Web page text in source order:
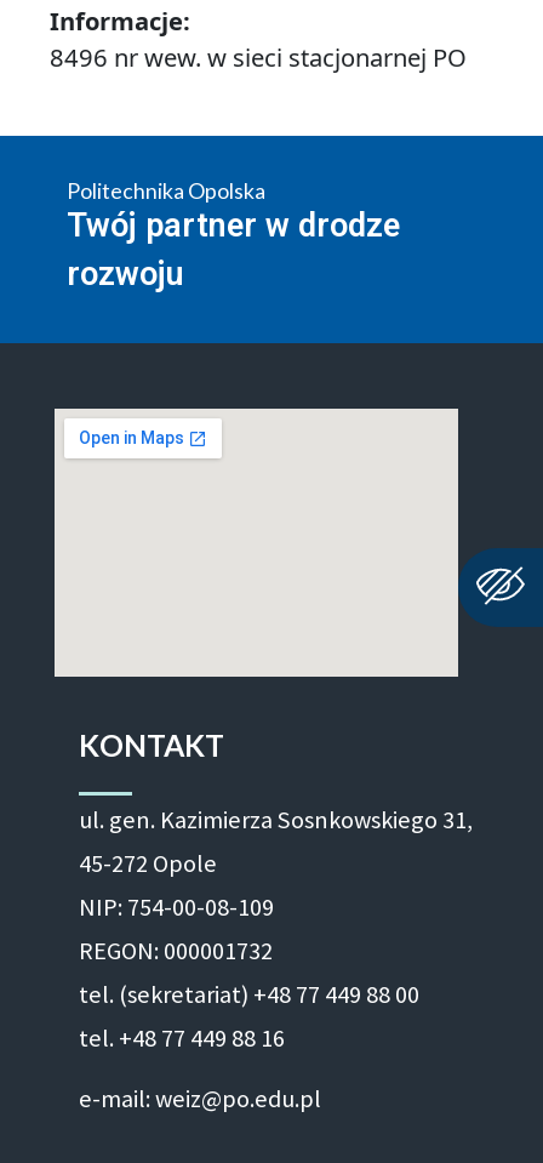
Informacje:
8496 nr wew. w sieci stacjonarnej PO
Politechnika Opolska
Twój partner w drodze
rozwoju
KONTAKT
ul. gen. Kazimierza Sosnkowskiego 31,
45-272 Opole
NIP: 754-00-08-109
REGON: 000001732
tel. (sekretariat) +48 77 449 88 00
tel. +48 77 449 88 16
e-mail: weiz@po.edu.pl